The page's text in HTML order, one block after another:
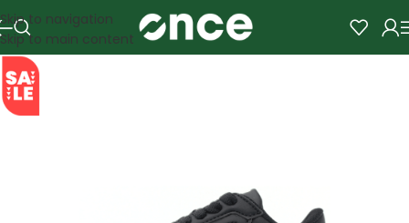
Skip to navigation
Skip to main content
SALE